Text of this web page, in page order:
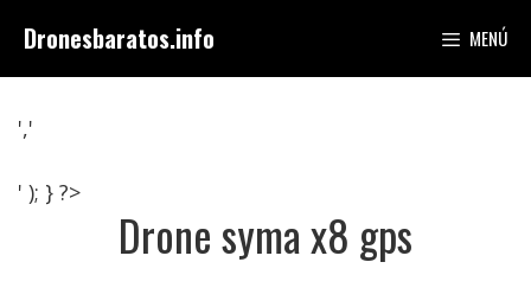
contenido
Dronesbaratos.info MENÚ
','
' ); } ?>
Drone syma x8 gps